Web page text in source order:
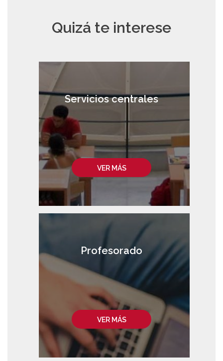
Quizá te interese
VER MÁS
Servicios centrales
VER MÁS
Profesorado